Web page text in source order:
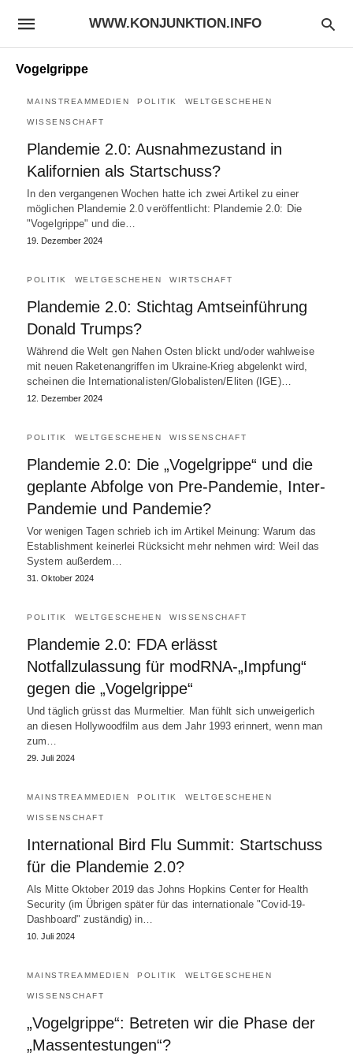
WWW.KONJUNKTION.INFO
Vogelgrippe
MAINSTREAMMEDIEN POLITIK WELTGESCHEHEN
WISSENSCHAFT
Plandemie 2.0: Ausnahmezustand in
Kalifornien als Startschuss?
In den vergangenen Wochen hatte ich zwei Artikel zu einer
möglichen Plandemie 2.0 veröffentlicht: Plandemie 2.0: Die
"Vogelgrippe" und die…
19. Dezember 2024
POLITIK WELTGESCHEHEN WIRTSCHAFT
Plandemie 2.0: Stichtag Amtseinführung
Donald Trumps?
Während die Welt gen Nahen Osten blickt und/oder wahlweise
mit neuen Raketenangriffen im Ukraine-Krieg abgelenkt wird,
scheinen die Internationalisten/Globalisten/Eliten (IGE)…
12. Dezember 2024
POLITIK WELTGESCHEHEN WISSENSCHAFT
Plandemie 2.0: Die „Vogelgrippe“ und die
geplante Abfolge von Pre-Pandemie, Inter-
Pandemie und Pandemie?
Vor wenigen Tagen schrieb ich im Artikel Meinung: Warum das
Establishment keinerlei Rücksicht mehr nehmen wird: Weil das
System außerdem…
31. Oktober 2024
POLITIK WELTGESCHEHEN WISSENSCHAFT
Plandemie 2.0: FDA erlässt
Notfallzulassung für modRNA-„Impfung“
gegen die „Vogelgrippe“
Und täglich grüsst das Murmeltier. Man fühlt sich unweigerlich
an diesen Hollywoodfilm aus dem Jahr 1993 erinnert, wenn man
zum…
29. Juli 2024
MAINSTREAMMEDIEN POLITIK WELTGESCHEHEN
WISSENSCHAFT
International Bird Flu Summit: Startschuss
für die Plandemie 2.0?
Als Mitte Oktober 2019 das Johns Hopkins Center for Health
Security (im Übrigen später für das internationale "Covid-19-
Dashboard" zuständig) in…
10. Juli 2024
MAINSTREAMMEDIEN POLITIK WELTGESCHEHEN
WISSENSCHAFT
„Vogelgrippe“: Betreten wir die Phase der
„Massentestungen“?